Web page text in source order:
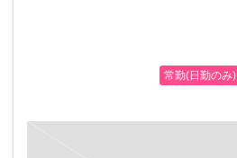
常勤(日勤のみ)